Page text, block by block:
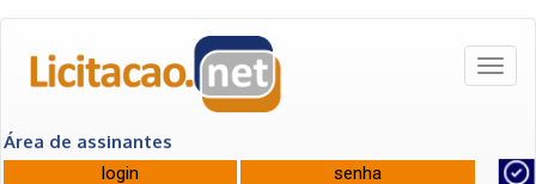
Área de assinantes